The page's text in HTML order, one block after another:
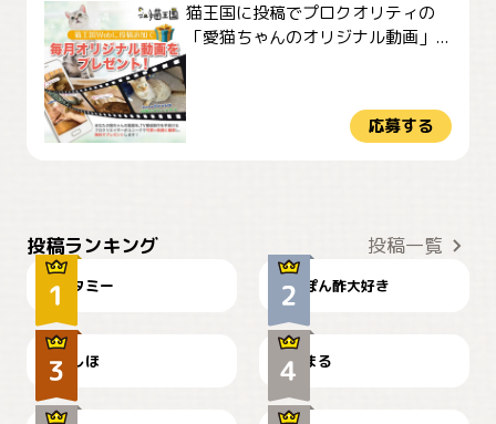
猫王国に投稿でプロクオリティの
「愛猫ちゃんのオリジナル動画」...
応募する
投稿ランキング 投稿一覧
タミー ぽん酢大好き
お弁当になりたいにゃ😽
しほ
🤦‍♀️
まる
かわいい毛玉つき 暑い日が続くにゃ